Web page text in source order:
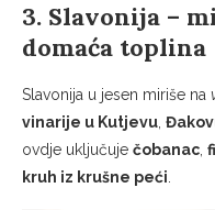
3. Slavonija –
domaća toplina
Slavonija u jesen miriše na
vinarije u Kutjevu,
ovdje uključuje čobanac,
kruh iz krušne peći.